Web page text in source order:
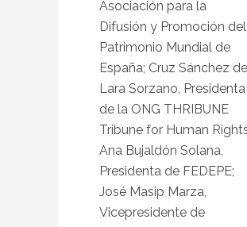
Asociación para la
Difusión y Promoción del
Patrimonio Mundial de
España; Cruz Sánchez de
Lara Sorzano, Presidenta
de la ONG THRIBUNE
Tribune for Human
Ana Bujaldón Solana,
Presidenta de FEDEPE;
José Masip Marza,
Vicepresidente de